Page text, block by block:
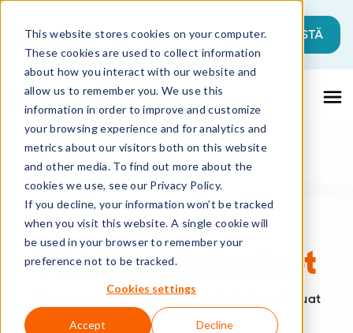
This website stores cookies on your computer.
These cookies are used to collect information
about how you interact with our website and
allow us to remember you. We use this
information in order to improve and customize
your browsing experience and for analytics and
metrics about our visitors both on this website
and other media. To find out more about the
cookies we use, see our Privacy Policy.
If you decline, your information won’t be tracked
when you visit this website. A single cookie will
be used in your browser to remember your
preference not to be tracked.
Cookies settings
Accept Decline
Tämä on hakukenttä, johon on liitetty
Ehdotuksia ei ole, koska hakukenttä on
ALOITA TÄSTÄ
Webinaaritallenteet
Klikkaa webinaaria, jonka videotallenteen haluat
katsoa!